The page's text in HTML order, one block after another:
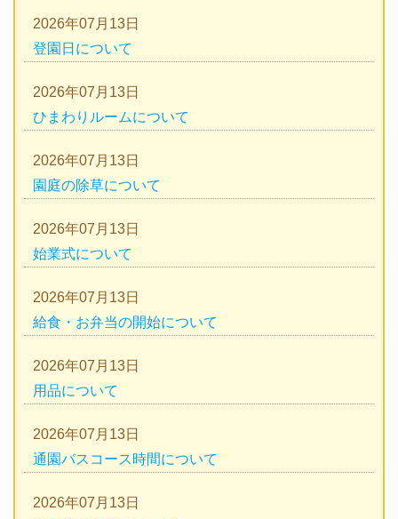
2026年07月13日
登園日について
2026年07月13日
ひまわりルームについて
2026年07月13日
園庭の除草について
2026年07月13日
始業式について
2026年07月13日
給食・お弁当の開始について
2026年07月13日
用品について
2026年07月13日
通園バスコース時間について
2026年07月13日